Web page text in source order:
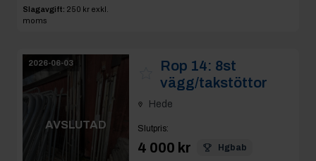
Slagavgift: 250 kr exkl.
moms
2026-06-03
AVSLUTAD
Rop 14: 8st
vägg/takstöttor
Hede
Slutpris:
4 000 kr Hgbab